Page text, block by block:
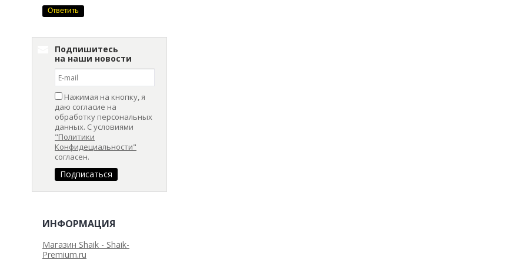
Подпишитесь
на наши новости
Нажимая на кнопку, я
даю согласие на
обработку персональных
данных. С условиями
"Политики
Конфидециальности"
согласен.
ИНФОРМАЦИЯ
Магазин Shaik - Shaik-
Premium.ru